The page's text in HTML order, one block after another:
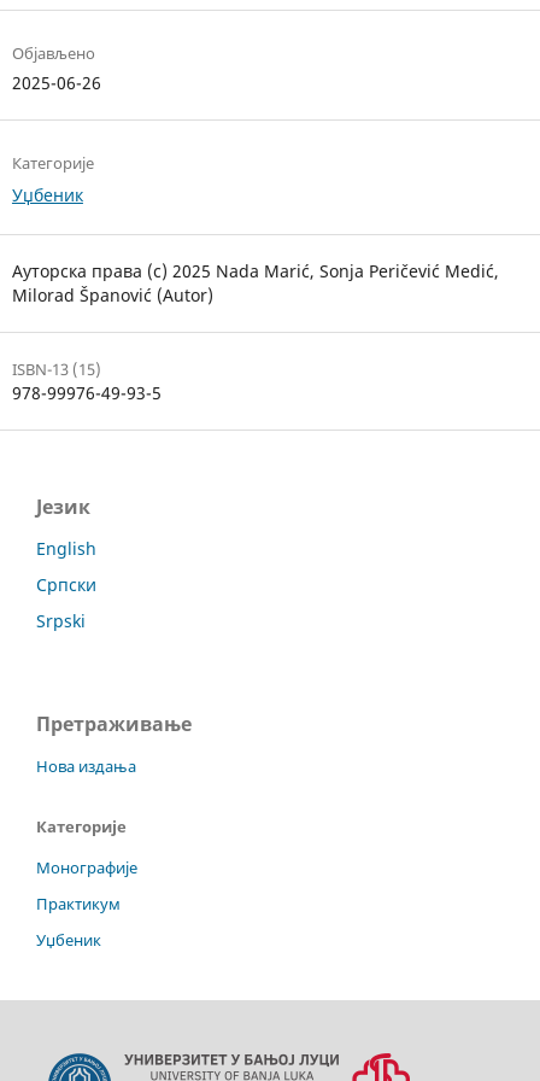
Објављено
2025-06-26
Категорије
Уџбеник
Ауторска права (c) 2025 Nada Marić, Sonja Peričević Medić,
Milorad Španović (Autor)
ISBN-13 (15)
978-99976-49-93-5
Језик
English
Српски
Srpski
Претраживање
Нова издања
Категорије
Монографије
Практикум
Уџбеник